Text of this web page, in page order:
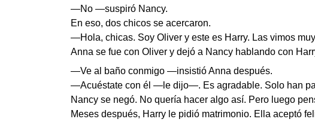
—No —suspiró Nancy.
En eso, dos chicos se acercaron.
—Hola, chicas. Soy Oliver y este es Harry. Las vimos
Anna se fue con Oliver y dejó a Nancy hablando con
—Ve al baño conmigo —insistió Anna después.
—Acuéstate con él —le dijo—. Es agradable. Solo han
Nancy se negó. No quería hacer algo así. Pero luego
Meses después, Harry le pidió matrimonio. Ella aceptó